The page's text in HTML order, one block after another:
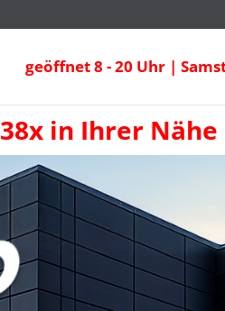
geöffnet 8 - 20 Uhr |
38x in Ihrer Nähe